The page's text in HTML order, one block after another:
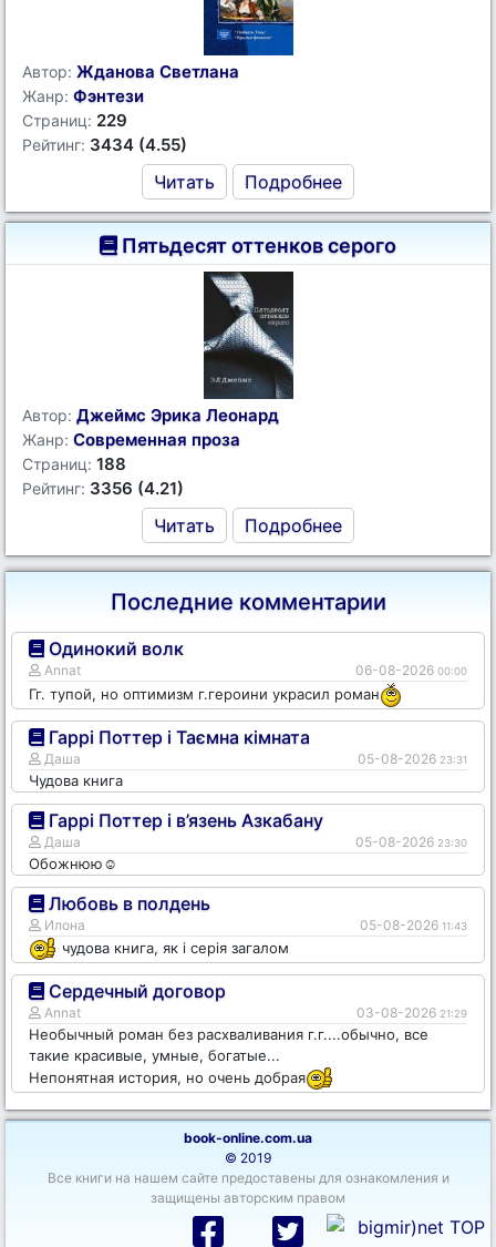
Автор: Жданова Светлана
Жанр: Фэнтези
Страниц: 229
Рейтинг: 3434 (4.55)
Читать Подробнее
Пятьдесят оттенков серого
Автор: Джеймс Эрика Леонард
Жанр: Современная проза
Страниц: 188
Рейтинг: 3356 (4.21)
Читать Подробнее
Последние комментарии
Одинокий волк
Annat 06-08-2026 00:00
Гг. тупой, но оптимизм г.героини украсил роман
Гаррі Поттер і Таємна кімната
Даша 05-08-2026 23:31
Чудова книга
Гаррі Поттер і в’язень Азкабану
Даша 05-08-2026 23:30
Обожнюю☺️
Любовь в полдень
Илона 05-08-2026 11:43
чудова книга, як і серія загалом
Сердечный договор
Annat 03-08-2026 21:29
Необычный роман без расхваливания г.г....обычно, все
такие красивые, умные, богатые...
Непонятная история, но очень добрая
book-online.com.ua
© 2019
Все книги на нашем сайте предоставены для ознакомления и
защищены авторским правом